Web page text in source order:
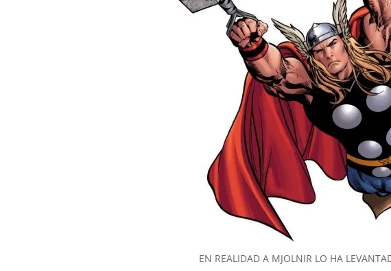
EN REALIDAD A MJOLNIR LO HA